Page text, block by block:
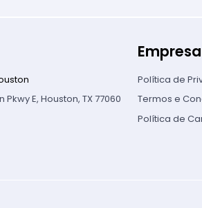
Pkwy E, Houston, TX 77060
Empresa
Política de
Termos e
Política de